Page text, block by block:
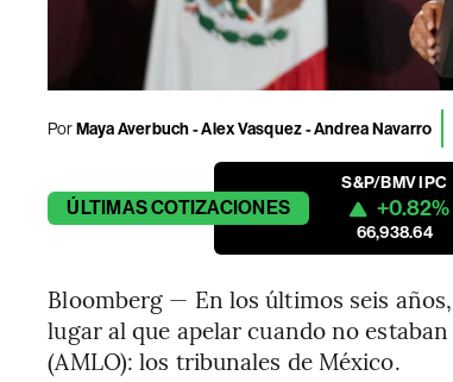
PorMaya Averbuch - Alex Vasquez - Andrea Navarro
ÚLTIMASCOTIZACIONES
S&P/BMV IPC
+0.82%
66,938.64
Bloomberg — En los últimos seis
lugar al que apelar cuando no
(AMLO): los tribunales de México.